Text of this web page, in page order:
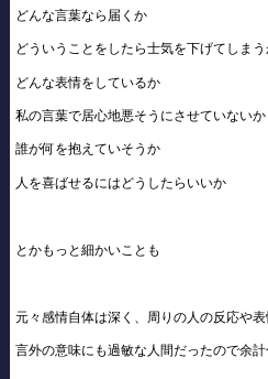
どんな言葉なら届くか
どういうことをしたら士気を下げてしま
どんな表情をしているか
私の言葉で居心地悪そうにさせていないか
誰が何を抱えていそうか
人を喜ばせるにはどうしたらいいか
とかもっと細かいことも
元々感情自体は深く、周りの人の反応や表
言外の意味にも過敏な人間だったので余